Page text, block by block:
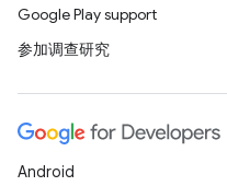
Google Play support
参加调查研究
Android